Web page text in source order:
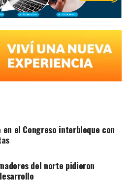
el Congreso interbloque con
del norte pidieron